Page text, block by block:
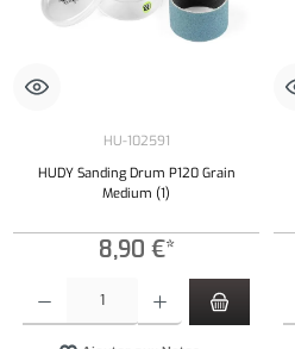
HU-102591
HUDY Sanding Drum P120 Grain
Medium (1)
8,90 €*